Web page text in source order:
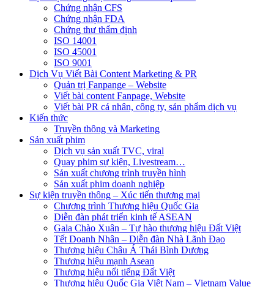
Chứng nhận CFS
Chứng nhận FDA
Chứng thư thẩm định
ISO 14001
ISO 45001
ISO 9001
Dịch Vụ Viết Bài Content Marketing & PR
Quản trị Fanpange – Website
Viết bài content Fanpage, Website
Viết bài PR cá nhân, công ty, sản phẩm dịch vụ
Kiến thức
Truyền thông và Marketing
Sản xuất phim
Dịch vụ sản xuất TVC, viral
Quay phim sự kiện, Livestream…
Sản xuất chương trình truyền hình
Sản xuất phim doanh nghiệp
Sự kiện truyền thông – Xúc tiến thương mại
Chương trình Thương hiệu Quốc Gia
Diễn đàn phát triển kinh tế ASEAN
Gala Chào Xuân – Tự hào thương hiệu Đất Việt
Tết Doanh Nhân – Diễn đàn Nhà Lãnh Đạo
Thương hiệu Châu Á Thái Bình Dương
Thương hiệu mạnh Asean
Thương hiệu nổi tiếng Đất Việt
Thương hiệu Quốc Gia Việt Nam – Vietnam Value